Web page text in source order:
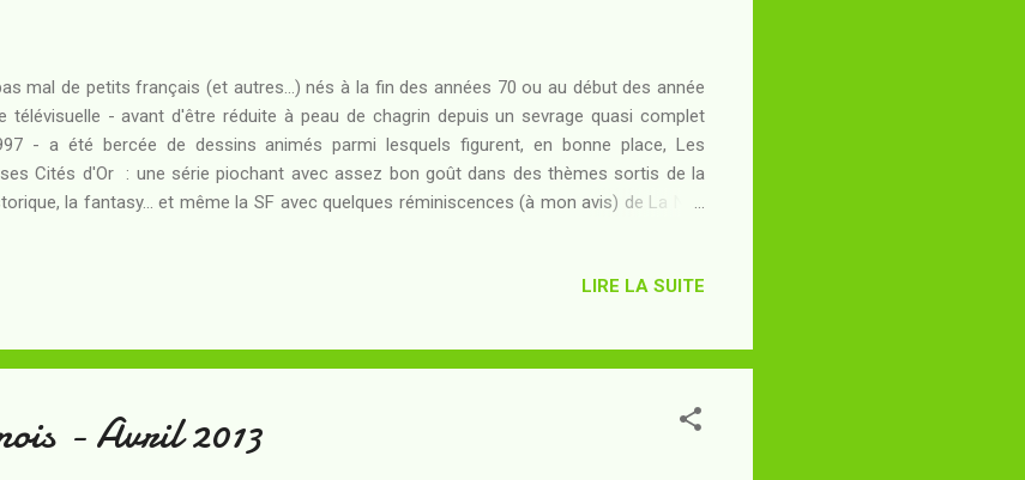
mal de petits français (et autres...) nés à la fin des années 70 ou au début des année
télévisuelle - avant d'être réduite à peau de chagrin depuis un sevrage quasi complet
- a été bercée de dessins animés parmi lesquels figurent, en bonne place, Les
Cités d'Or : une série piochant avec assez bon goût dans des thèmes sortis de la
la fantasy... et même la SF avec quelques réminiscences (à mon avis) de La Nuit
sur le Net au sujet d'une éventuelle suite. Une dizaine d'années plus tard, alors que la suite
avec lecture de gauche à droite) vient à point nommé pour entreten...
LIRE LA SUITE
- Avril 2013